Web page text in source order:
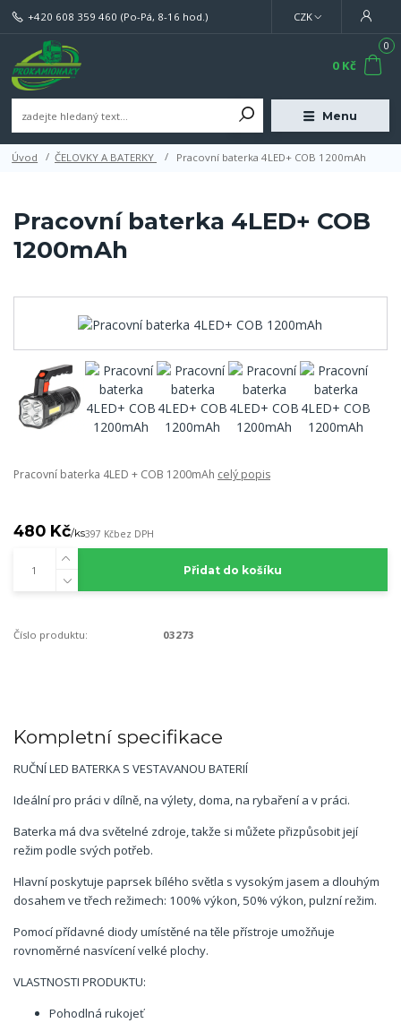
Menu
CZK
+420 608 359 460 (Po-Pá, 8-16 hod.)
0
0 Kč
Úvod ČELOVKY A BATERKY Pracovní baterka 4LED+ COB 1200mAh
Pracovní baterka 4LED+ COB
1200mAh
Pracovní baterka 4LED + COB 1200mAh celý popis
480 Kč/ks397 Kčbez DPH
Přidat do košíku
Číslo produktu: 03273
Kompletní specifikace
RUČNÍ LED BATERKA S VESTAVANOU BATERIÍ
Ideální pro práci v dílně, na výlety, doma, na rybaření a v práci.
Baterka má dva světelné zdroje, takže si můžete přizpůsobit její
režim podle svých potřeb.
Hlavní poskytuje paprsek bílého světla s vysokým jasem a dlouhým
dosahem ve třech režimech: 100% výkon, 50% výkon, pulzní režim.
Pomocí přídavné diody umístěné na těle přístroje umožňuje
rovnoměrné nasvícení velké plochy.
VLASTNOSTI PRODUKTU:
Pohodlná rukojeť